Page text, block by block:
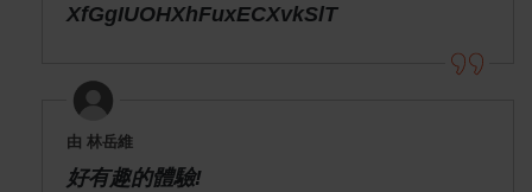
XfGgIUOHXhFuxECXvkSlT
由 林岳維
好有趣的體驗!